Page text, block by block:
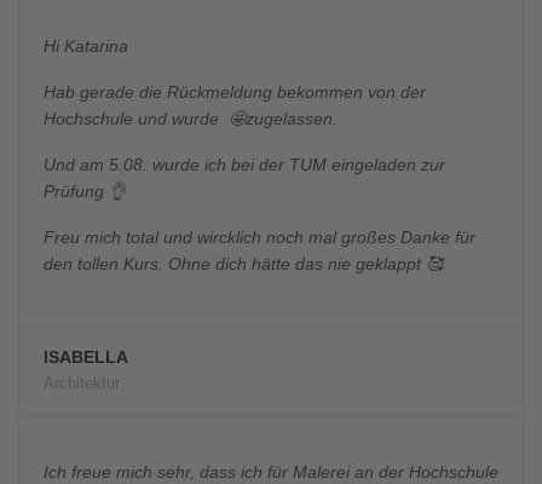
Hi Katarina
Hab gerade die Rückmeldung bekommen von der
Hochschule und wurde 🤩zugelassen.
Und am 5.08. wurde ich bei der TUM eingeladen zur
Prüfung 👌
Freu mich total und wircklich noch mal großes Danke für
den tollen Kurs. Ohne dich hätte das nie geklappt 🥰
ISABELLA
Architektur
Ich freue mich sehr, dass ich für Malerei an der Hochschule